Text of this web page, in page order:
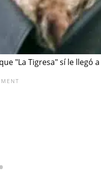
"La Tigresa" sí le llegó